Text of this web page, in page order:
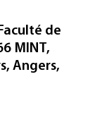
de
MINT,
Angers,